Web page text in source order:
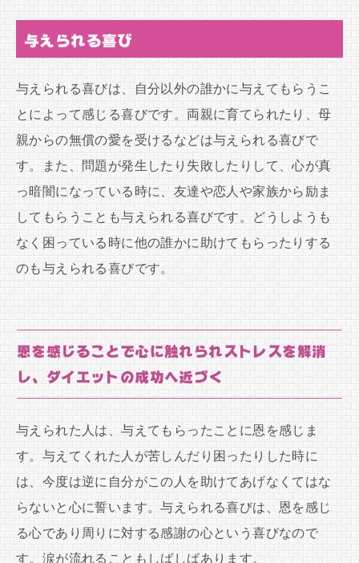
与えられる喜び
与えられる喜びは、自分以外の誰かに与えてもらうこ
とによって感じる喜びです。両親に育てられたり、母
親からの無償の愛を受けるなどは与えられる喜びで
す。また、問題が発生したり失敗したりして、心が真
っ暗闇になっている時に、友達や恋人や家族から励ま
してもらうことも与えられる喜びです。どうしようも
なく困っている時に他の誰かに助けてもらったりする
のも与えられる喜びです。
恩を感じることで心に触れられストレスを解消
し、ダイエットの成功へ近づく
与えられた人は、与えてもらったことに恩を感じま
す。与えてくれた人が苦しんだり困ったりした時に
は、今度は逆に自分がこの人を助けてあげなくてはな
らないと心に誓います。与えられる喜びは、恩を感じ
る心であり周りに対する感謝の心という喜びなので
す。涙が流れることもしばしばあります。